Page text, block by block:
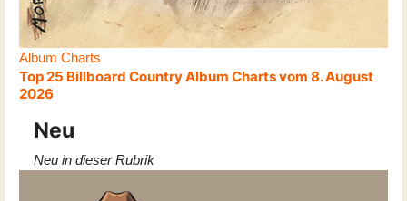
Album Charts
Top 25 Billboard Country Album Charts vom 8. August
2026
Neu
Neu in dieser Rubrik